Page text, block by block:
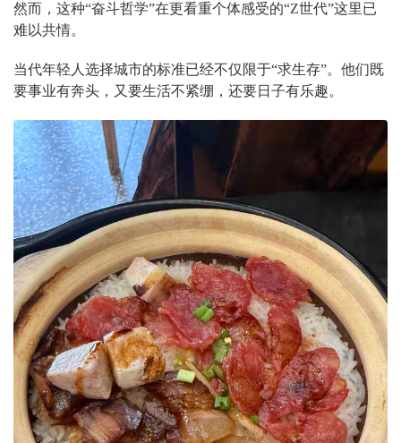
然而，这种“奋斗哲学”在更看重个体感受的“Z世代”这里已
难以共情。
当代年轻人选择城市的标准已经不仅限于“求生存”。他们既
要事业有奔头，又要生活不紧绷，还要日子有乐趣。